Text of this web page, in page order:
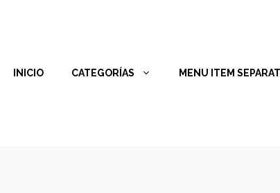
INICIO CATEGORÍAS MENU ITEM